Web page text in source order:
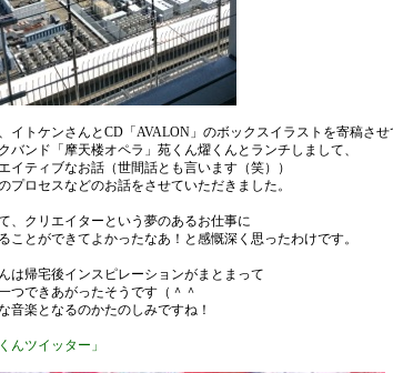
イトケンさんとCD「AVALON」のボックスイラストを寄稿させ
バンド「摩天楼オペラ」苑くん燿くんとランチしまして、
イティブなお話（世間話とも言います（笑））
プロセスなどのお話をさせていただきました。
、クリエイターという夢のあるお仕事に
ことができてよかったなあ！と感慨深く思ったわけです。
は帰宅後インスピレーションがまとまって
つできあがったそうです（＾＾
音楽となるのかたのしみですね！
んツイッター」